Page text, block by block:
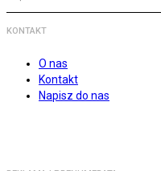
KONTAKT
O nas
Kontakt
Napisz do nas